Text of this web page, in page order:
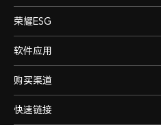
荣耀ESG
软件应用
购买渠道
快速链接